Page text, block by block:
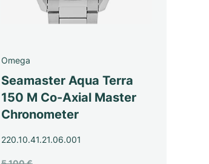
Omega
Seamaster Aqua Terra
150 M Co-Axial Master
Chronometer
220.10.41.21.06.001